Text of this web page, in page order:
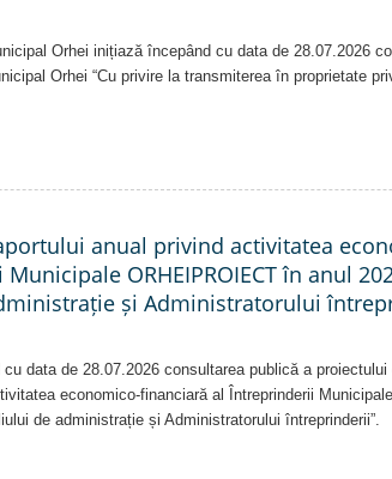
Orhei inițiază începând cu data de 28.07.2026
Orhei “Cu privire la transmiterea în proprietate
anual privind activitatea
ORHEIPROIECT în anul
și Administratorului
cu data de 28.07.2026 consultarea publică a
economico-financiară al Întreprinderii
de administrație și Administratorului întreprinderii”.